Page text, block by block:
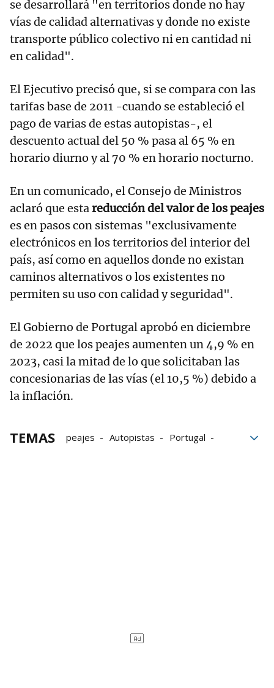
se desarrollará "en territorios donde no hay
vías de calidad alternativas y donde no existe
transporte público colectivo ni en cantidad ni
en calidad".
El Ejecutivo precisó que, si se compara con las
tarifas base de 2011 -cuando se estableció el
pago de varias de estas autopistas-, el
descuento actual del 50 % pasa al 65 % en
horario diurno y al 70 % en horario nocturno.
En un comunicado, el Consejo de Ministros
aclaró que estareducción del valor de los peajes
es en pasos con sistemas "exclusivamente
electrónicos en los territorios del interior del
país, así como en aquellos donde no existan
caminos alternativos o los existentes no
permiten su uso con calidad y seguridad".
El Gobierno de Portugal aprobó en diciembre
de 2022 que los peajes aumenten un 4,9 % en
2023, casi la mitad de lo que solicitaban las
concesionarias de las vías (el 10,5 %) debido a
la inflación.
TEMAS peajes Autopistas
Portugal